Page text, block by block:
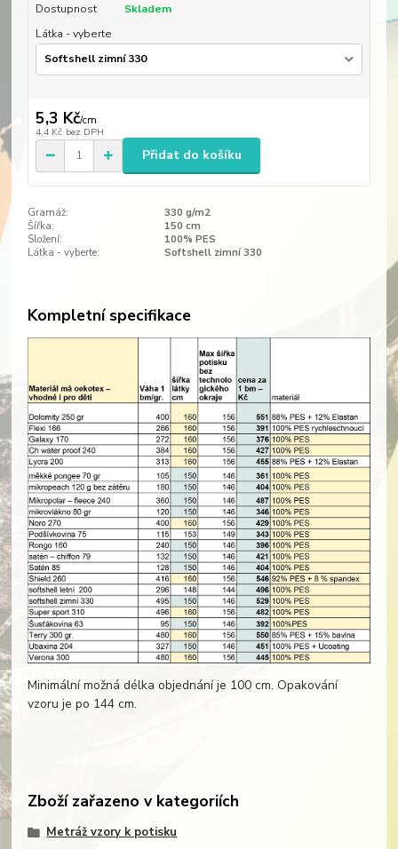
Dostupnost
Skladem
Látka - vyberte
5,3 Kč/cm
4,4 Kč bez DPH
Přidat do košíku
Gramáž:
330 g/m2
Šířka:
150 cm
Složení:
100% PES
Látka - vyberte:
Softshell zimní 330
Kompletní specifikace
Minimální možná délka objednání je 100 cm. Opakování
vzoru je po 144 cm.
Zboží zařazeno v kategoriích
Metráž vzory k potisku